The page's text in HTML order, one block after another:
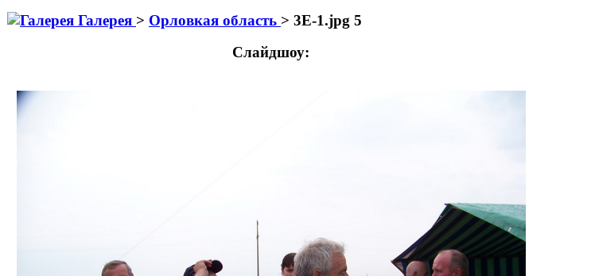
Галерея > Орловкая область > 3Е-1.jpg 5
Слайдшоу: